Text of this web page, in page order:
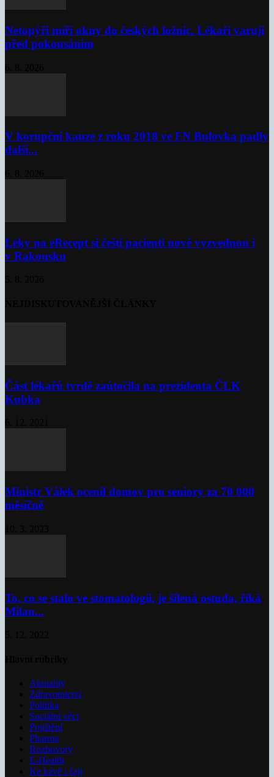
Netopýři míří okny do českých ložnic. Lékaři varují
před pokousáním
V korupční kauze z roku 2018 ve FN Bulovka padly
další...
Léky na eRecept si čeští pacienti nově vyzvednou i
v Rakousku
Část lékařů tvrdě zaútočila na prezidenta ČLK
Kubka
Ministr Válek ocenil domov pro seniory za 70 000
měsíčně
To, co se stalo ve stomatologii, je šílená ostuda, říká
Milan...
Aktuality
Zdravotnictví
Politika
Sociální věci
Pojištění
Pharma
Rozhovory
E-Health
Ke kávě i čaji